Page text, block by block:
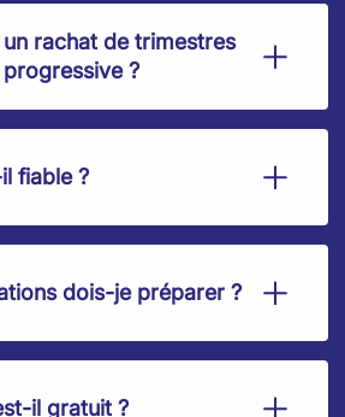
rachat de trimestres
?
fiable ?
dois-je préparer ?
il gratuit ?